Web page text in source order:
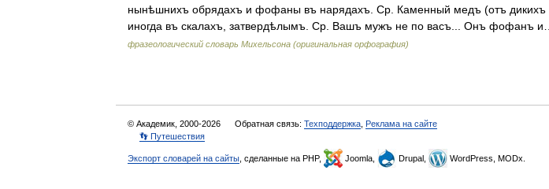
нынѣшнихъ обрядахъ и фофаны въ нарядахъ. Ср. Каменный медъ (отъ дикихъ
иногда въ скалахъ, затвердѣлымъ. Ср. Вашъ мужъ не по васъ... Онъ фофанъ
фразеологический словарь Михельсона (оригинальная орфография)
© Академик, 2000-2026 Обратная связь: Техподдержка Реклама на сайте
👣 Путешествия
Экспорт словарей на сайты , сделанные на PHP, Joomla, Drupal, WordPress, MODx.